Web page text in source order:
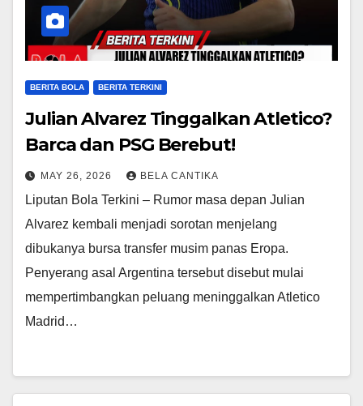
BERITA BOLA BERITA TERKINI
Julian Alvarez Tinggalkan Atletico?
Barca dan PSG Berebut!
MAY 26, 2026 BELA CANTIKA
Liputan Bola Terkini – Rumor masa depan Julian
Alvarez kembali menjadi sorotan menjelang
dibukanya bursa transfer musim panas Eropa.
Penyerang asal Argentina tersebut disebut mulai
mempertimbangkan peluang meninggalkan Atletico
Madrid…